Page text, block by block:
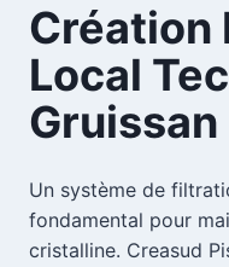
Création
Local
Gruissan
Un système de
fondamental pour
cristalline. Creasud